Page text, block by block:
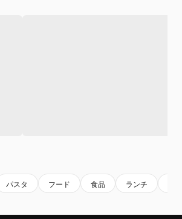
パスタ フード 食品 ランチ